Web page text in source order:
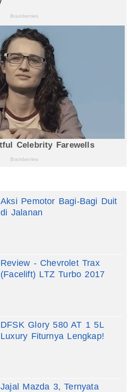
Aksi Pemotor Bagi-Bagi Duit
di Jalanan
Review - Chevrolet Trax
(Facelift) LTZ Turbo 2017
DFSK Glory 580 AT 1 5L
Luxury Fiturnya Lengkap!
Jajal Mazda 3, Ternyata